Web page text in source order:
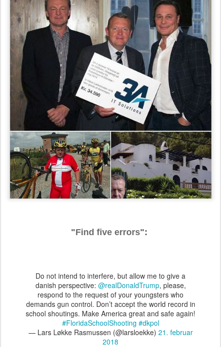
"Find five errors":
Do not intend to interfere, but allow me to give a
danish perspective: @realDonaldTrump, please,
respond to the request of your youngsters who
demands gun control. Don’t accept the world record in
school shoutings. Make America great and safe again!
#FloridaSchoolShooting #dkpol
— Lars Løkke Rasmussen (@larsloekke) 21. februar
2018